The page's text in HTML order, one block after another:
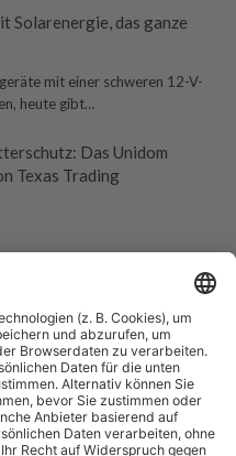
Solarenergie, das ganze
mit einer schweren 12-V-
heute gibt…
Das Unidom
Texas Trading